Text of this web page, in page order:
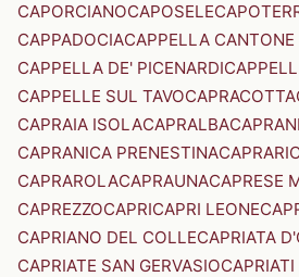
CAPORCIANOCAPOSELE
CAPPADOCIACAPPELLA CANTONE
CAPPELLA DE' PICENARDI
CAPPELLE SUL TAVOCAPRACOTTA
CAPRAIA ISOLACAPRALBA
CAPRANICA PRENESTINA
CAPRAROLACAPRAUNACAPRESE
CAPREZZOCAPRICAPRI LEONE
CAPRIANO DEL COLLECAPRIATA
CAPRIATE SAN GERVASIO